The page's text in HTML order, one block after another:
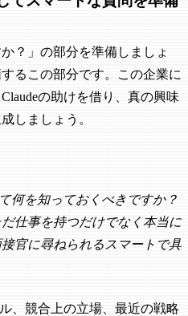
？」の部分を準備しましょ
るこの部分です。この企業に
の助けを借り、真の興味
しましょう。
何を知っておくべきですか？
仕事を持つだけでなく本当に
官に尋ねられるスマートで具
、競合上の立場、最近の戦略